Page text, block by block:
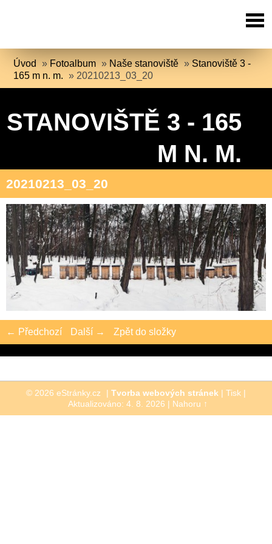
Úvod » Fotoalbum » Naše stanoviště » Stanoviště 3 -
165 m n. m. » 20210213_03_20
STANOVIŠTĚ 3 - 165
M N. M.
20210213_03_20
← Předchozí Další → Zpět do složky
© 2026 eStránky.cz | Tvorba webových stránek | Tisk |
Aktualizováno: 4. 8. 2026 | Nahoru ↑